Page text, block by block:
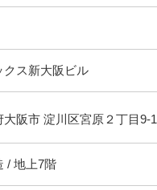
クス新大阪ビル
大阪市 淀川区宮原２丁目9-1
/ 地上7階